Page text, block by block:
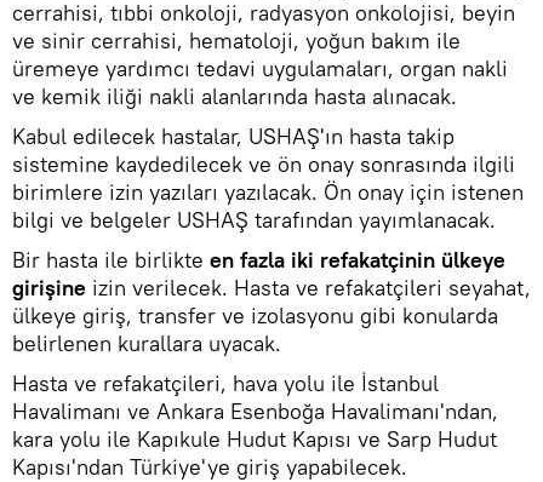
cerrahisi, tıbbi onkoloji, radyasyon onkolojisi, beyin
ve sinir cerrahisi, hematoloji, yoğun bakım ile
üremeye yardımcı tedavi uygulamaları, organ nakli
ve kemik iliği nakli alanlarında hasta alınacak.
Kabul edilecek hastalar, USHAŞ'ın hasta takip
sistemine kaydedilecek ve ön onay sonrasında ilgili
birimlere izin yazıları yazılacak. Ön onay için istenen
bilgi ve belgeler USHAŞ tarafından yayımlanacak.
Bir hasta ile birlikte en fazla iki refakatçinin ülkeye
girişine izin verilecek. Hasta ve refakatçileri seyahat,
ülkeye giriş, transfer ve izolasyonu gibi konularda
belirlenen kurallara uyacak.
Hasta ve refakatçileri, hava yolu ile İstanbul
Havalimanı ve Ankara Esenboğa Havalimanı'ndan,
kara yolu ile Kapıkule Hudut Kapısı ve Sarp Hudut
Kapısı'ndan Türkiye'ye giriş yapabilecek.